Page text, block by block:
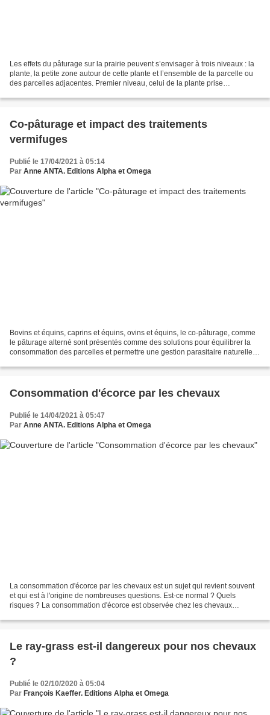
Les effets du pâturage sur la prairie peuvent s’envisager à trois niveaux : la
plante, la petite zone autour de cette plante et l’ensemble de la parcelle ou
des parcelles adjacentes. Premier niveau, celui de la plante prise
Co-pâturage et impact des traitements
vermifuges
Publié le 17/04/2021 à 05:14
Par Anne ANTA. Editions Alpha et Omega
Bovins et équins, caprins et équins, ovins et équins, le co-pâturage, comme
le pâturage alterné sont présentés comme des solutions pour équilibrer la
consommation des parcelles et permettre une gestion parasitaire naturelle.
Consommation d'écorce par les chevaux
Publié le 14/04/2021 à 05:47
Par Anne ANTA. Editions Alpha et Omega
La consommation d'écorce par les chevaux est un sujet qui revient souvent
et qui est à l'origine de nombreuses questions. Est-ce normal ? Quels
risques ? La consommation d'écorce est observée chez les chevaux
Le ray-grass est-il dangereux pour nos chevaux
?
Publié le 02/10/2020 à 05:04
Par François Kaeffer. Editions Alpha et Omega